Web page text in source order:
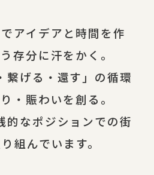
アイデアと時間を作
存分に汗をかく。
繋げる・還す」の循環
・賑わいを創る。
的なポジションでの街
組んでいます。